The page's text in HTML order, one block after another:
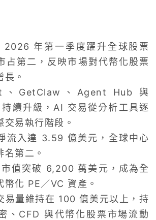
年第一季度躍升全球股票
占第二，反映市場對代幣化股票
長。
、GetClaw、Agent Hub 與
續升級，AI 交易從分析工具逐
交易執行階段。
流入達 3.59 億美元，全球中心
名第二。
值突破 6,200 萬美元，成為全
幣化 PE／VC 資產。
易量維持在 100 億美元以上，持
、CFD 與代幣化股票市場流動